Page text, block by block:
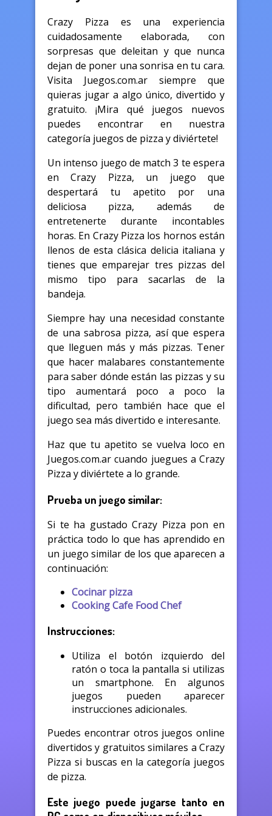
Crazy Pizza es una experiencia
cuidadosamente elaborada, con
sorpresas que deleitan y que nunca
dejan de poner una sonrisa en tu cara.
Visita Juegos.com.ar siempre que
quieras jugar a algo único, divertido y
gratuito. ¡Mira qué juegos nuevos
puedes encontrar en nuestra
categoría juegos de pizza y diviértete!
Un intenso juego de match 3 te espera
en Crazy Pizza, un juego que
despertará tu apetito por una
deliciosa pizza, además de
entretenerte durante incontables
horas. En Crazy Pizza los hornos están
llenos de esta clásica delicia italiana y
tienes que emparejar tres pizzas del
mismo tipo para sacarlas de la
bandeja.
Siempre hay una necesidad constante
de una sabrosa pizza, así que espera
que lleguen más y más pizzas. Tener
que hacer malabares constantemente
para saber dónde están las pizzas y su
tipo aumentará poco a poco la
dificultad, pero también hace que el
juego sea más divertido e interesante.
Haz que tu apetito se vuelva loco en
Juegos.com.ar cuando juegues a Crazy
Pizza y diviértete a lo grande.
Prueba un juego similar:
Si te ha gustado Crazy Pizza pon en
práctica todo lo que has aprendido en
un juego similar de los que aparecen a
continuación:
Cocinar pizza
Cooking Cafe Food Chef
Instrucciones:
Utiliza el botón izquierdo del
ratón o toca la pantalla si utilizas
un smartphone. En algunos
juegos pueden aparecer
instrucciones adicionales.
Puedes encontrar otros juegos online
divertidos y gratuitos similares a Crazy
Pizza si buscas en la categoría juegos
de pizza.
Este juego puede jugarse tanto en